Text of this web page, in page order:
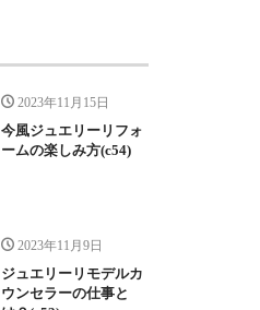
2023年11月15日
今風ジュエリーリフォ
ームの楽しみ方(c54)
2023年11月9日
ジュエリーリモデルカ
ウンセラーの仕事と